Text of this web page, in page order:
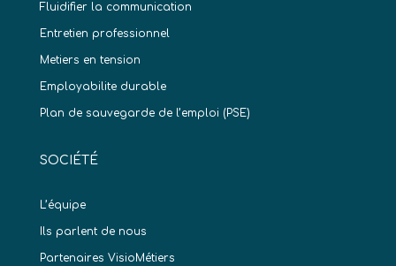
Fluidifier la communication
Entretien professionnel
Metiers en tension
Employabilite durable
Plan de sauvegarde de l’emploi (PSE)
SOCIÉTÉ
L’équipe
Ils parlent de nous
Partenaires VisioMétiers